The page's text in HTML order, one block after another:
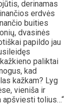
derinamas
erdvės
buities
dvasinės
papildo jau
paliktai
kad
kažkam? Lyg
vieniša ir
apšviesti tolius…“